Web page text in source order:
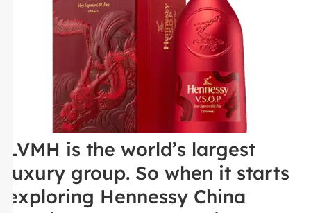
LVMH is the world’s largest
luxury group. So when it starts
exploring Hennessy China